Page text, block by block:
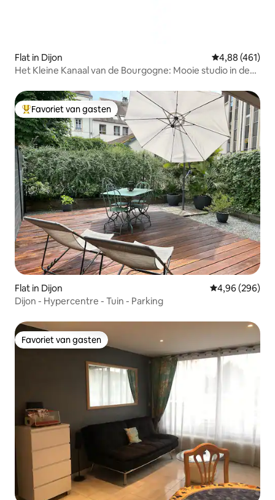
Flat in Dijon Gemiddelde
4,88 (461)
Het Kleine Kanaal van de Bourgogne: Mooie studio in de
Topfavoriet van gasten
Favoriet van gasten
Flat in Dijon Gemiddelde
4,96 (296)
Dijon - Hypercentre - Tuin - Parking
Favoriet van gasten
Favoriet van gasten